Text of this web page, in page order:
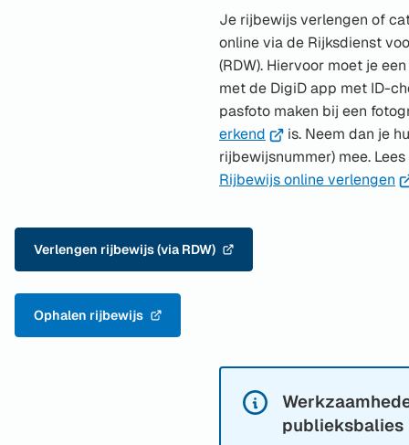
Je rijbewijs verlengen of
online via de Rijksdienst
(RDW). Hiervoor moet je
met de DigiD app met ID-
pasfoto maken bij een
erkend (Verwijst
naar
een
is. Neem dan je
rijbewijsnummer) mee.
Rijbewijs online verlengen
Verlengen rijbewijs (via RDW)
(Verwijst
een
externe
website)
Ophalen rijbewijs
(Verwijst
Informatie:
publieksbalies